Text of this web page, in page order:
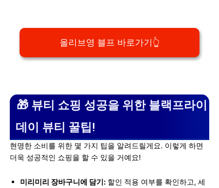
올리브영 블프 바로가기👆
🎁 뷰티 쇼핑 성공을 위한 블랙프라이
데이 뷰티 꿀팁!
현명한 소비를 위한 몇 가지 팁을 알려드릴게요. 이렇게 하면
더욱 성공적인 쇼핑을 할 수 있을 거예요!
미리미리 장바구니에 담기: 할인 적용 여부를 확인하고, 세